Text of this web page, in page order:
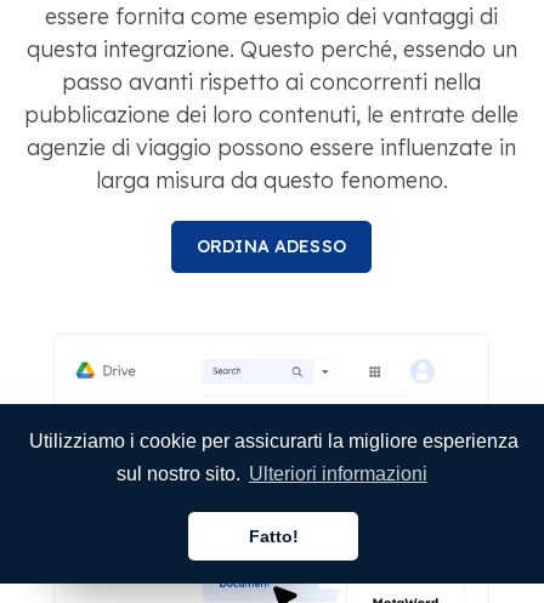
Utilizziamo i cookie per assicurarti la migliore esperienza
sul nostro sito. Ulteriori informazioni
Fatto!
essere fornita come esempio dei vantaggi di
questa integrazione. Questo perché, essendo un
passo avanti rispetto ai concorrenti nella
pubblicazione dei loro contenuti, le entrate delle
agenzie di viaggio possono essere influenzate in
larga misura da questo fenomeno.
ORDINA ADESSO
Italiano
Italiano
Italiano